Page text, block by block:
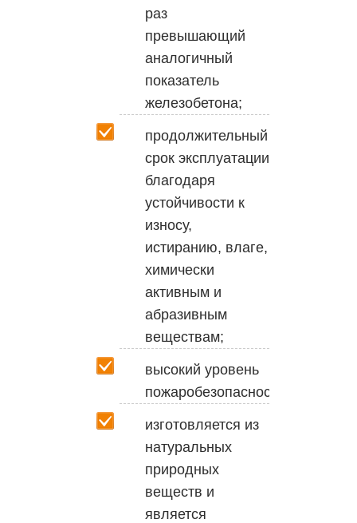
раз
превышающий
аналогичный
показатель
железобетона;
продолжительный
срок эксплуатации
благодаря
устойчивости к
износу,
истиранию, влаге,
химически
активным и
абразивным
веществам;
высокий уровень
пожаробезопасности;
изготовляется из
натуральных
природных
веществ и
является